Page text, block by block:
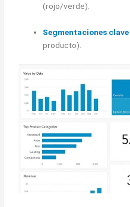
(rojo/verde).
Segmentaciones clave
producto).